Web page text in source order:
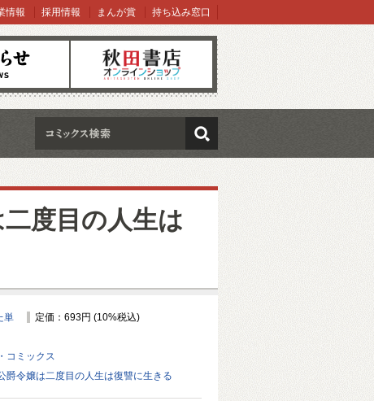
オンラインショップ
情報 採用情報 まんが賞 持ち込み窓口
検索
度目の人生は
単
定価：693円 (10%税込)
コミックス
爵令嬢は二度目の人生は復讐に生きる